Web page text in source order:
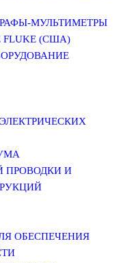
МУЛЬТИМЕТРЫ
(США)
ПРОВОДКИ И
ОБЕСПЕЧЕНИЯ